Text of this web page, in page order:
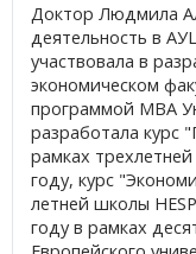
Доктор Людмила
деятельность в
участвовала в
экономическом
программой MBA
разработала курс
рамках
году, курс
летней школы
году в рамках